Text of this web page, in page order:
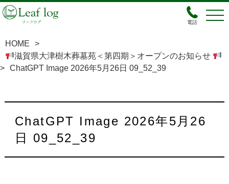
電話
HOME
>
滋賀県大津樹木葬墓苑＜第四期＞オープンのお知らせ
> ChatGPT Image 2026年5月26日 09_52_39
ChatGPT Image 2026年5月26
日 09_52_39